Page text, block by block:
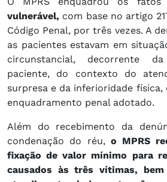
vulnerável, com base no artigo
Código Penal, por três vezes. A
as pacientes estavam em
circunstancial, decorrente
paciente, do contexto do
surpresa e da inferioridade
enquadramento penal adotado.
Além do recebimento da
condenação do réu, o MPRS
fixação de valor mínimo para
causados às três vítimas,